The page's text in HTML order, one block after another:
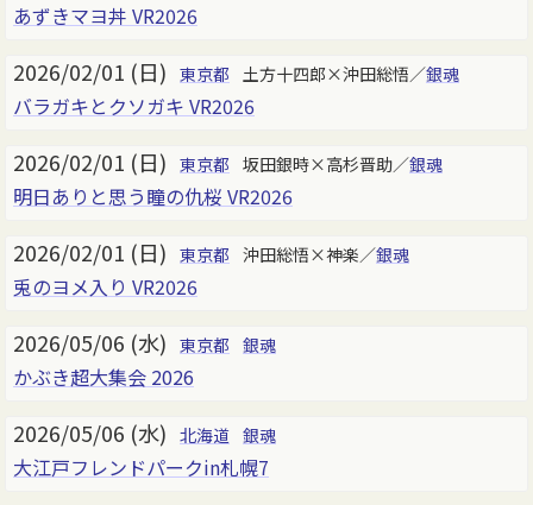
あずきマヨ丼 VR2026
2026/02/01 (日) 東京都 土方十四郎×沖田総悟／銀魂
バラガキとクソガキ VR2026
2026/02/01 (日) 東京都 坂田銀時×高杉晋助／銀魂
明日ありと思う瞳の仇桜 VR2026
2026/02/01 (日) 東京都 沖田総悟×神楽／銀魂
兎のヨメ入り VR2026
2026/05/06 (水) 東京都 銀魂
かぶき超大集会 2026
2026/05/06 (水) 北海道 銀魂
大江戸フレンドパークin札幌7